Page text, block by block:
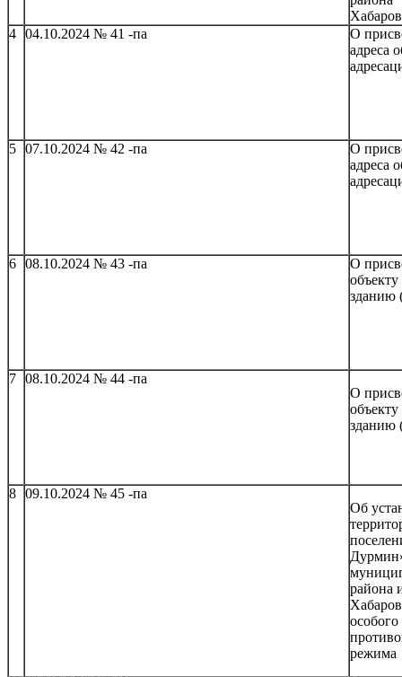
4 04.10.2024 № 41 -па
О
адреса
5 07.10.2024 № 42 -па
О
адреса
6 08.10.2024 № 43 -па
О
зданию
7 08.10.2024 № 44 -па
О
зданию
8 09.10.2024 № 45 -па
Об
района
особого
режима